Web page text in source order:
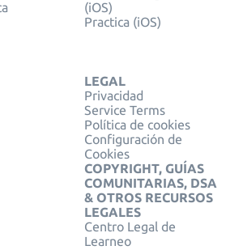
(iOS)
Practica (iOS)
LEGAL
Privacidad
Service Terms
Política de cookies
Configuración de
Cookies
COPYRIGHT, GUÍAS
COMUNITARIAS, DSA
& OTROS RECURSOS
LEGALES
Centro Legal de
Learneo